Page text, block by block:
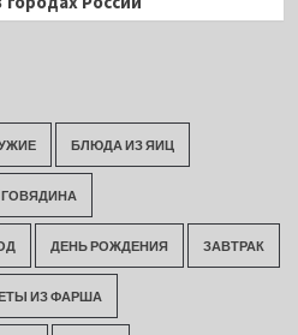
БЛЮДА ИЗ ЯИЦ
ГОВЯДИНА
ДЕНЬ РОЖДЕНИЯ ЗАВТРАК
ИЗ ФАРША